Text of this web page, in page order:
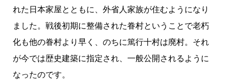
れた日本家屋とともに、外省人家族が住むようになり
ました。戦後初期に整備された眷村ということで老朽
化も他の眷村より早く、のちに篤行十村は廃村。それ
が今では歴史建築に指定され、一般公開されるように
なったのです。